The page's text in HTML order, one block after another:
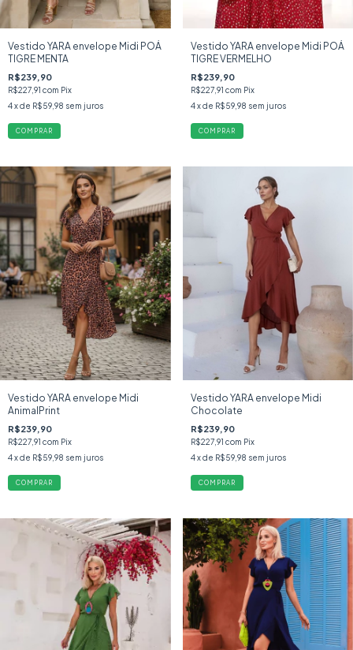
Vestido YARA envelope Midi POÁ
TIGRE MENTA
R$239,90
R$227,91 com Pix
4x de R$59,98 sem juros
COMPRAR
Vestido YARA envelope Midi POÁ
TIGRE VERMELHO
R$239,90
R$227,91 com Pix
4 x de R$59,98 sem juros
COMPRAR
Vestido YARA envelope Midi
AnimalPrint
R$239,90
R$227,91 com Pix
4x de R$59,98 sem juros
COMPRAR
Vestido YARA envelope Midi
Chocolate
R$239,90
R$227,91 com Pix
4 x de R$59,98 sem juros
COMPRAR